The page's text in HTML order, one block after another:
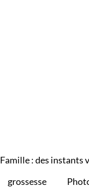
Famille : des instants
grossesse